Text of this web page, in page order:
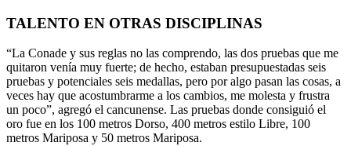
TALENTO EN OTRAS DISCIPLINAS
“La Conade y sus reglas no las comprendo, las dos pruebas que me
quitaron venía muy fuerte; de hecho, estaban presupuestadas seis
pruebas y potenciales seis medallas, pero por algo pasan las cosas, a
veces hay que acostumbrarme a los cambios, me molesta y frustra
un poco”, agregó el cancunense. Las pruebas donde consiguió el
oro fue en los 100 metros Dorso, 400 metros estilo Libre, 100
metros Mariposa y 50 metros Mariposa.